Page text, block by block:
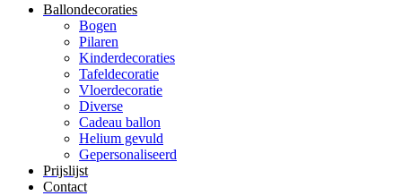
Ballondecoraties
Bogen
Pilaren
Kinderdecoraties
Tafeldecoratie
Vloerdecoratie
Diverse
Cadeau ballon
Helium gevuld
Gepersonaliseerd
Prijslijst
Contact